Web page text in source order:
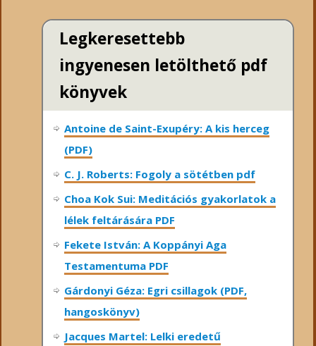
Legkeresettebb
ingyenesen letölthető pdf
könyvek
Antoine de Saint-Exupéry: A kis herceg
(PDF)
C. J. Roberts: Fogoly a sötétben pdf
Choa Kok Sui: Meditációs gyakorlatok a
lélek feltárására PDF
Fekete István: A Koppányi Aga
Testamentuma PDF
Gárdonyi Géza: Egri csillagok (PDF,
hangoskönyv)
Jacques Martel: Lelki eredetű